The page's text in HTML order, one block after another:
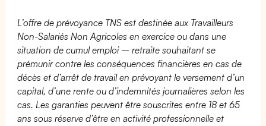
L’offre de prévoyance TNS est destinée aux Travailleurs
Non-Salariés Non Agricoles en exercice ou dans une
situation de cumul emploi – retraite souhaitant se
prémunir contre les conséquences financières en cas de
décès et d’arrêt de travail en prévoyant le versement d’un
capital, d’une rente ou d’indemnités journalières selon les
cas. Les garanties peuvent être souscrites entre 18 et 65
ans sous réserve d’être en activité professionnelle et